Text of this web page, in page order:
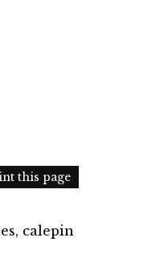
this page
calepin